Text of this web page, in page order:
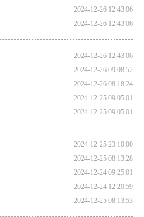
2024-12-26 12:43:06
2024-12-26 12:43:06
2024-12-26 12:43:06
2024-12-26 09:08:52
2024-12-26 08:18:24
2024-12-25 09:05:01
2024-12-25 09:05:01
2024-12-25 23:10:00
2024-12-25 08:13:28
2024-12-24 09:25:01
2024-12-24 12:20:59
2024-12-25 08:13:53